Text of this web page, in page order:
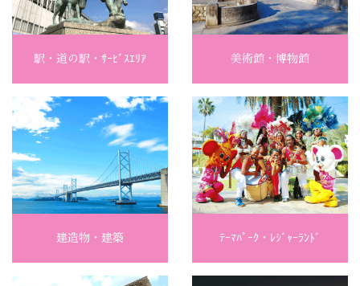
駅・道の駅・ｻｰﾋﾞｽｴﾘｱ 美術館・博物館
建造物・建築 ﾃｰﾏﾊﾟｰｸ・ﾚｼﾞｬｰﾗﾝﾄﾞ